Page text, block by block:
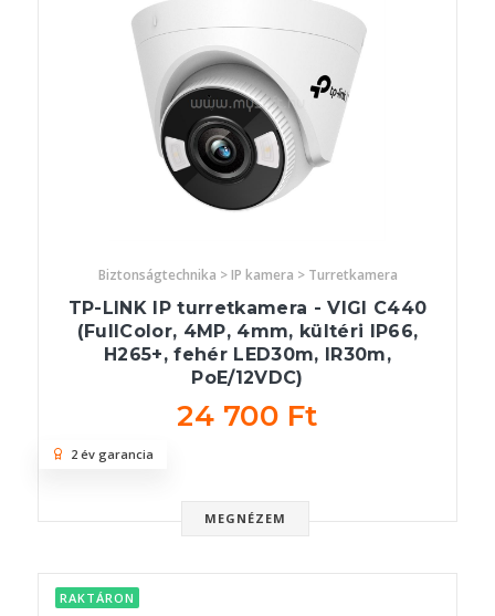
Biztonságtechnika > IP kamera > Turretkamera
TP-LINK IP turretkamera - VIGI C440
(FullColor, 4MP, 4mm, kültéri IP66,
H265+, fehér LED30m, IR30m,
PoE/12VDC)
24 700 Ft
MEGNÉZEM
2 év garancia
RAKTÁRON